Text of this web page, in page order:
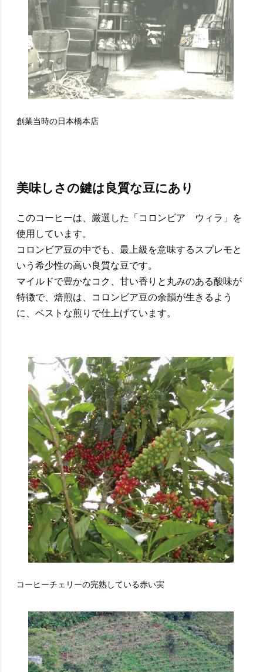
創業当時の日本橋本店
美味しさの鍵は良質な豆にあり
このコーヒーは、厳選した「コロンビア ウィラ」を
使用しています。
コロンビア豆の中でも、最上級を意味するスプレモと
いう希少性の高い良質な豆です。
マイルドで豊かなコク、甘い香りと丸みのある酸味が
特徴で、焙煎は、コロンビア豆の余韻が生きるよう
に、ベストな煎りで仕上げています。
コーヒーチェリーの完熟している赤い実